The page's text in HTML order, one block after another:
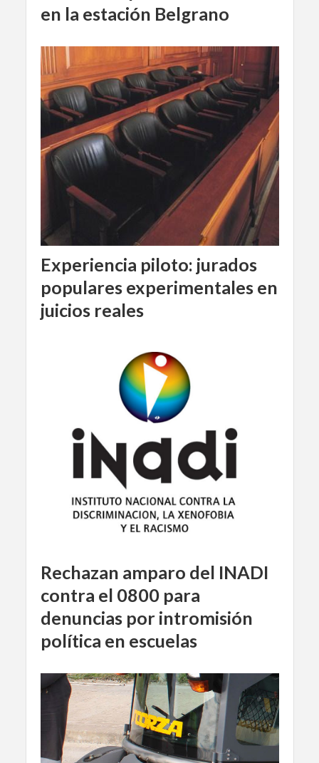
en la estación Belgrano
Experiencia piloto: jurados
populares experimentales en
juicios reales
Rechazan amparo del INADI
contra el 0800 para
denuncias por intromisión
política en escuelas